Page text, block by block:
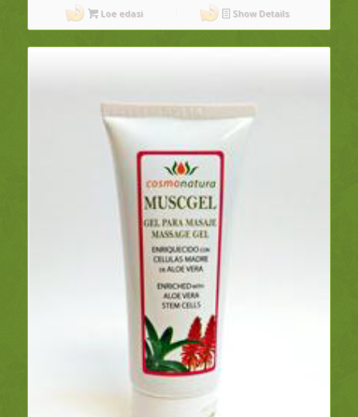
Loe edasi Show Details